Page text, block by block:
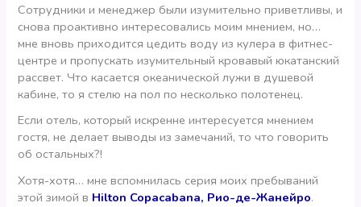
Сотрудники и менеджер были изумительно приветливы, и
снова проактивно интересовались моим мнением, но…
мне вновь приходится цедить воду из кулера в фитнес-
центре и пропускать изумительный кровавый юкатанский
рассвет. Что касается океанической лужи в душевой
кабине, то я стелю на пол по несколько полотенец.
Если отель, который искренне интересуется мнением
гостя, не делает выводы из замечаний, то что говорить
об остальных?!
Хотя-хотя… мне вспомнилась серия моих пребываний
этой зимой в Hilton Copacabana, Рио-де-Жанейро.